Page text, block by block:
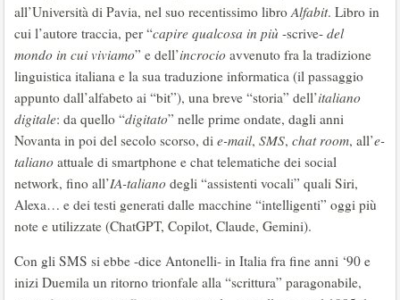
all’Università di Pavia, nel suo recentissimo libroAlfabit. Libro in
cui l’autore traccia, per “capire qualcosa in più -scrive- del
mondo in cui viviamo” e dell’incrocio avvenuto fra la tradizione
linguistica italiana e la sua traduzione informatica (il passaggio
appunto dall’alfabeto ai “bit”), una breve “storia” dell’italiano
digitale: da quello “digitato” nelle prime ondate, dagli anni
Novanta in poi del secolo scorso, di e-mail, SMS, chat room, all’e-
taliano attuale di smartphone e chat telematiche dei social
network, fino all’IA-taliano degli “assistenti vocali” quali Siri,
Alexa… e dei testi generati dalle macchine “intelligenti” oggi più
note e utilizzate (ChatGPT, Copilot, Claude, Gemini).
Con gli SMS si ebbe -dice Antonelli- in Italia fra fine anni ‘90 e
inizi Duemila un ritorno trionfale alla “scrittura” paragonabile,